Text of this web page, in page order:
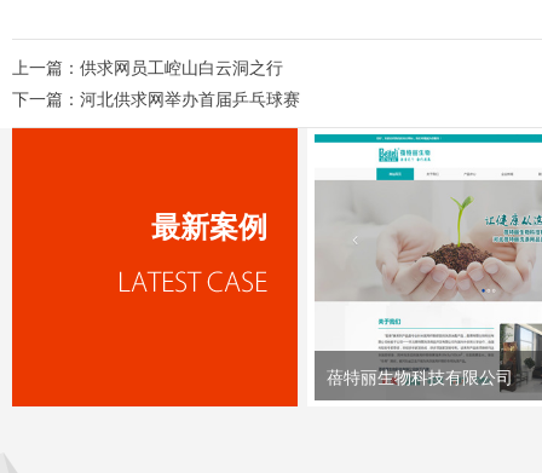
上一篇： 供求网员工崆山白云洞之行
下一篇： 河北供求网举办首届乒乓球赛
最新案例
蓓特丽生物科技有限公司